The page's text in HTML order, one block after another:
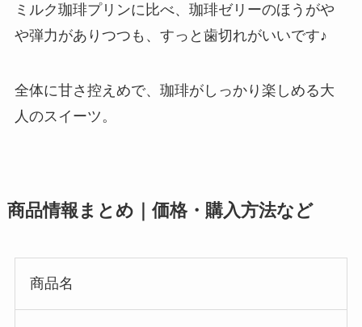
ミルク珈琲プリンに比べ、珈琲ゼリーのほうがや
や弾力がありつつも、すっと歯切れがいいです♪
全体に甘さ控えめで、珈琲がしっかり楽しめる大
人のスイーツ。
商品情報まとめ｜価格・購入方法など
商品名